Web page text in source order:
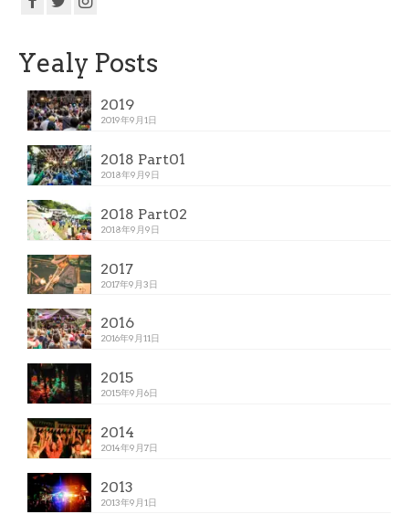
Yealy Posts
2019
2019年9月1日
2018 Part01
2018年9月9日
2018 Part02
2018年9月9日
2017
2017年9月3日
2016
2016年9月11日
2015
2015年9月6日
2014
2014年9月7日
2013
2013年9月1日